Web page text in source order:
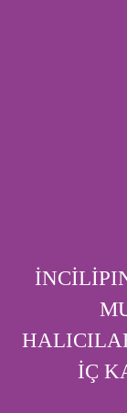
İÇ